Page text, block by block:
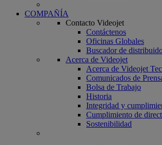
COMPAÑÍA
Contacto Videojet
Contáctenos
Oficinas Globales
Buscador de
Acerca de Videojet
Acerca de Videojet
Comunicados de
Bolsa de Trabajo
Historia
Integridad y
Cumplimiento de
Sostenibilidad